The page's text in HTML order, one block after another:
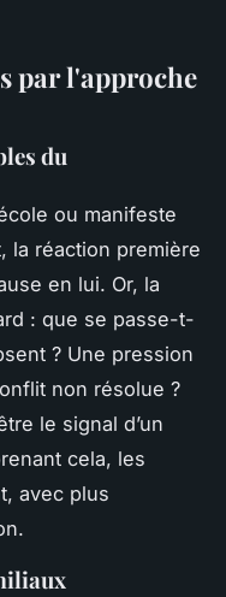
par l'approche
du
ou manifeste
la réaction première
en lui. Or, la
: que se passe-t-
? Une pression
non résolue ?
le signal d’un
cela, les
avec plus